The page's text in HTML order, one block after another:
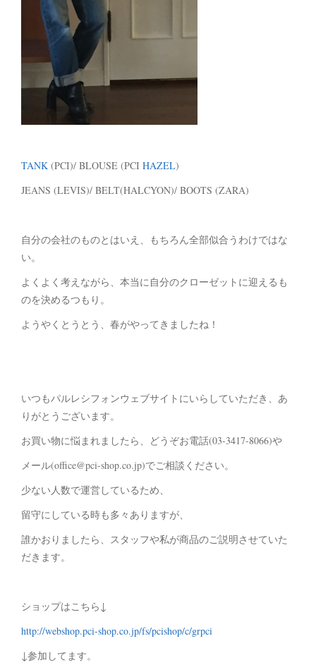
TANK (PCI)/ BLOUSE (PCI HAZEL)
JEANS (LEVIS)/ BELT(HALCYON)/ BOOTS (ZARA)
自分の会社のものとはいえ、もちろん全部似合うわけではな
い。
よくよく考えながら、本当に自分のクローゼットに迎えるも
のを決めるつもり。
ようやくとうとう、春がやってきましたね！
いつもパルレシフォンウェブサイトにいらしていただき、あ
りがとうございます。
お買い物に悩まれましたら、どうぞお電話(03-3417-8066)や
メール(office@pci-shop.co.jp)でご相談ください。
少ない人数で運営しているため、
留守にしている時も多々ありますが、
誰かおりましたら、スタッフや私が商品のご説明させていた
だきます。
ショップはこちら↓
http://webshop.pci-shop.co.jp/fs/pcishop/c/grpci
↓参加してます。